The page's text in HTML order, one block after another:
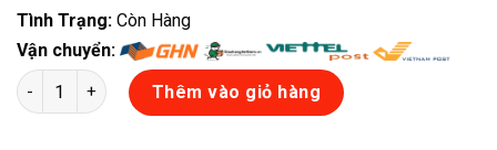
Tình Trạng: Còn Hàng
Vận chuyển:
Montes Classic Merlot số lượng
Thêm vào giỏ hàng